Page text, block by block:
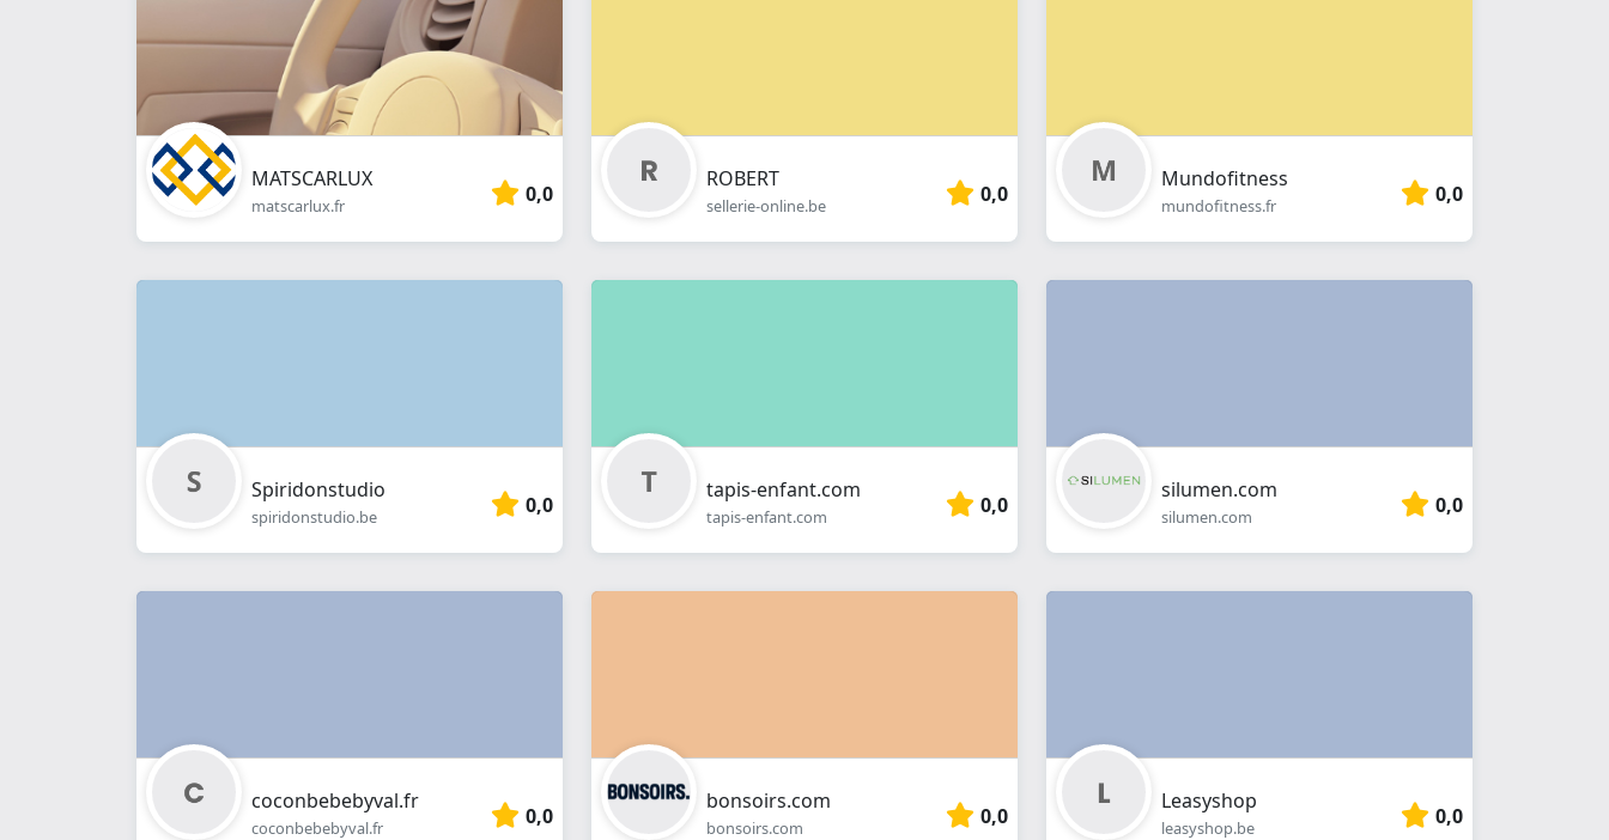
MATSCARLUX
matscarlux.fr 0,0
ROBERT
sellerie-online.be 0,0
Mundofitness
mundofitness.fr 0,0
Spiridonstudio
spiridonstudio.be 0,0
tapis-enfant.com
tapis-enfant.com 0,0
silumen.com
silumen.com 0,0
coconbebebyval.fr
coconbebebyval.fr 0,0
bonsoirs.com
bonsoirs.com 0,0
Leasyshop
leasyshop.be 0,0